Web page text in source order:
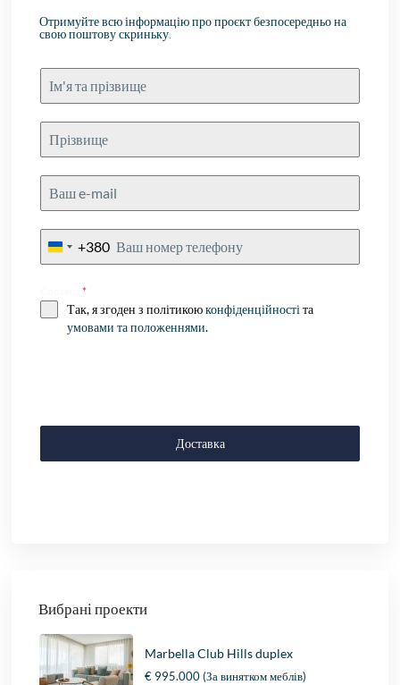
Отримуйте всю інформацію про проєкт безпосередньо на
свою поштову скриньку.
Ukraine
+380
Consent*
Так, я згоден з політикоюконфіденційності та
умовами та положеннями.
Доставка
Вибрані проекти
Marbella Club Hills duplex
€ 995.000(За винятком меблів)